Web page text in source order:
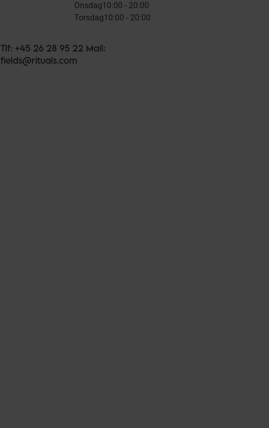
Onsdag10:00 - 20:00
Torsdag10:00 - 20:00
Tlf: +45 26 28 95 22 Mail:
fields@rituals.com